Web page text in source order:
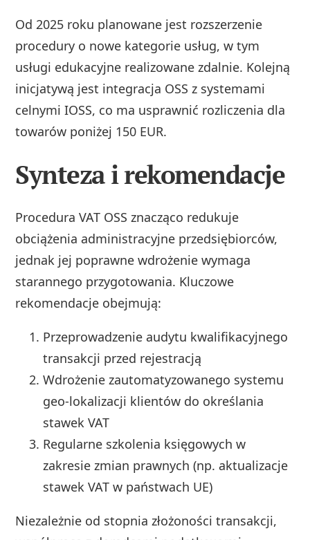
Od 2025 roku planowane jest rozszerzenie
procedury o nowe kategorie usług, w tym
usługi edukacyjne realizowane zdalnie. Kolejną
inicjatywą jest integracja OSS z systemami
celnymi IOSS, co ma usprawnić rozliczenia dla
towarów poniżej 150 EUR.
Synteza i rekomendacje
Procedura VAT OSS znacząco redukuje
obciążenia administracyjne przedsiębiorców,
jednak jej poprawne wdrożenie wymaga
starannego przygotowania. Kluczowe
rekomendacje obejmują:
Przeprowadzenie audytu kwalifikacyjnego
transakcji przed rejestracją
Wdrożenie zautomatyzowanego systemu
geo-lokalizacji klientów do określania
stawek VAT
Regularne szkolenia księgowych w
zakresie zmian prawnych (np. aktualizacje
stawek VAT w państwach UE)
Niezależnie od stopnia złożoności transakcji,